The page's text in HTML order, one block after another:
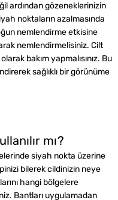
ardından gözeneklerinizin
noktaların azalmasında
nemlendirme etkisine
nemlendirmelisiniz. Cilt
bakım yapmalısınız. Bu
sağlıklı bir görünüme
mı?
siyah nokta üzerine
bilerek cildinizin neye
hangi bölgelere
Bantları uygulamadan